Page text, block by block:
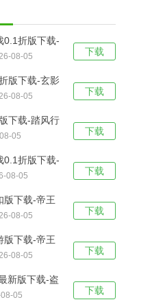
下载
0.1折版下载-
官方正版)
卓版下载
08-05
下载
版下载-玄影
真充）手游
下载
08-05
下载
下载-踏风行
卓版下载
05
下载
0.1折版下载-
v1.0安卓
08-05
下载
版下载-帝王
版v9.0安卓
08-05
下载
版下载-帝王
享版 v9.0
08-05
下载
新版下载-盗
安卓版
05